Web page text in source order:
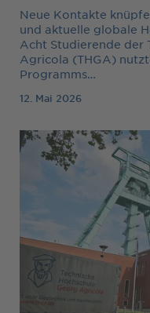
Neue Kontakte
und aktuelle globale
Acht Studierende der
Agricola (THGA)
Programms…
12. Mai 2026